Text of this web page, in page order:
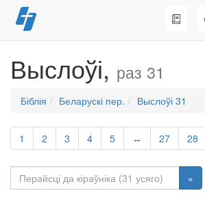
Перайсці
да
Выслоўі, раз 31
Біблія Беларускі пер. Выслоўі 31
1 2 3 4 5 ↔ 27 28
»